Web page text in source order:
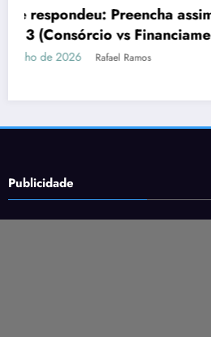
Por que o marketing
fortes
Publicidade